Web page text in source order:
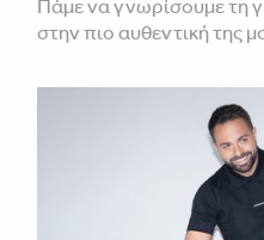
Πάμε να γνωρίσουμε τη
στην πιο αυθεντική της